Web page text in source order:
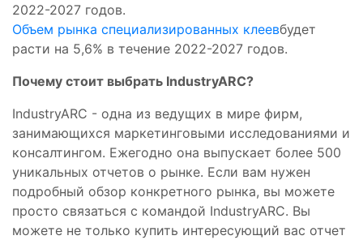
2022-2027 годов.
Объем рынка специализированных клеевбудет
расти на 5,6% в течение 2022-2027 годов.
Почему стоит выбрать IndustryARC?
IndustryARC - одна из ведущих в мире фирм,
занимающихся маркетинговыми исследованиями и
консалтингом. Ежегодно она выпускает более 500
уникальных отчетов о рынке. Если вам нужен
подробный обзор конкретного рынка, вы можете
просто связаться с командой IndustryARC. Вы
можете не только купить интересующий вас отчет